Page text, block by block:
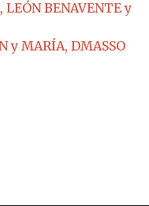
BENAVENTE y
y MARÍA, DMASSO